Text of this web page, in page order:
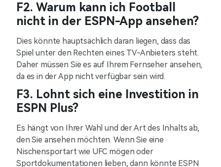
F2. Warum kann ich Football
nicht in der ESPN-App ansehen?
Dies könnte hauptsächlich daran liegen, dass das
Spiel unter den Rechten eines TV-Anbieters steht.
Daher müssen Sie es auf Ihrem Fernseher ansehen,
da es in der App nicht verfügbar sein wird.
F3. Lohnt sich eine Investition in
ESPN Plus?
Es hängt von Ihrer Wahl und der Art des Inhalts ab,
den Sie ansehen möchten. Wenn Sie eine
Nischensportart wie UFC mögen oder
Sportdokumentationen lieben, dann könnte ESPN